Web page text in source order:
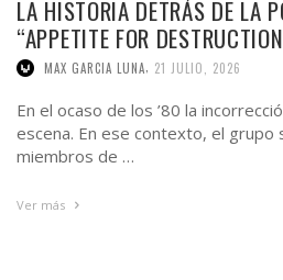
LA HISTORIA DETRÁS DE LA
“APPETITE FOR
MAX GARCIA LUNA 21 JULIO, 2026
En el ocaso de los ’80 la
escena. En ese contexto, el grupo
miembros de …
Ver más